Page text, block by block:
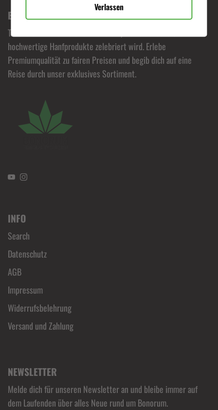
BONORUM PREMIUM HEMP SHOP
Tauche ein in die Welt von Bonorum, wo Leidenschaft für
hochwertige Hanfprodukte zelebriert wird. Erlebe
Premiumqualität zu fairen Preisen und begib dich auf eine
Reise durch unser exklusives Sortiment.
YouTubeInstagram
INFO
Search
Datenschutz
AGB
Impressum
Widerrufsbelehrung
Versand und Zahlung
NEWSLETTER
Melde dich für unseren Newsletter an und bleibe immer auf
dem Laufenden über alles Neue rund um Bonorum.
Verlassen